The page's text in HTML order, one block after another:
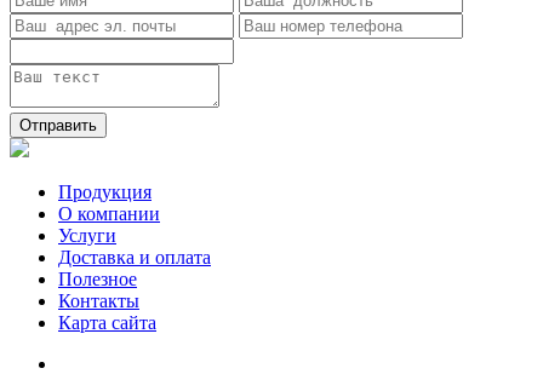
Отправить
Продукция
О компании
Услуги
Доставка и оплата
Полезное
Контакты
Карта сайта